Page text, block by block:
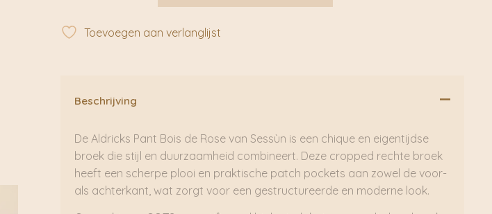
de
aantal
Toevoegen aan verlanglijst
Beschrijving
De Aldricks Pant Bois de Rose van Sessùn is een chique en eigentijdse
broek die stijl en duurzaamheid combineert. Deze cropped rechte broek
heeft een scherpe plooi en praktische patch pockets aan zowel de voor-
als achterkant, wat zorgt voor een gestructureerde en moderne look.